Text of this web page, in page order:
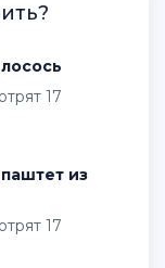
лосось
17
17